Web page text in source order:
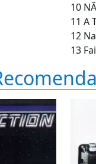
10
11 A
12
13